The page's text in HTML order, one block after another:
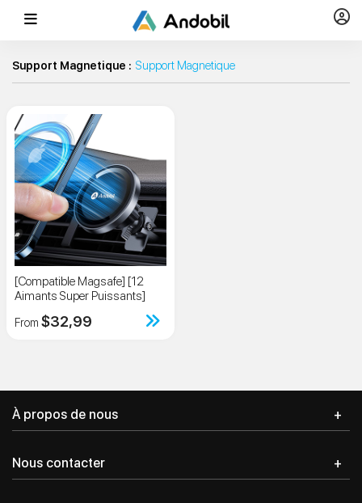
Support Magnetique : Support Magnetique
[Compatible Magsafe] [12
Aimants Super Puissants]
From $32,99
À propos de nous
Nous contacter
Email address*